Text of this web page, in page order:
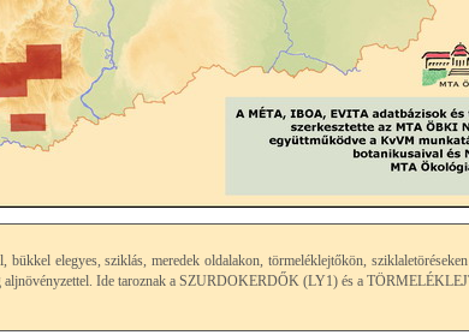
elegyes, sziklás, meredek oldalakon, törmeléklejtőkön,
aljnövényzettel. Ide taroznak a SZURDOKERDŐK (LY1) és a